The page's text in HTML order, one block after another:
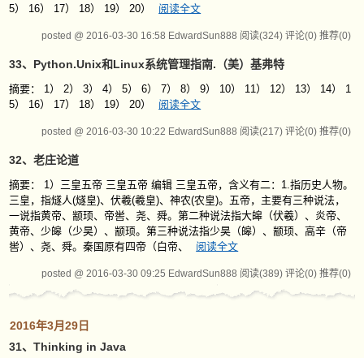
5） 16） 17） 18） 19） 20）
阅读全文
posted @ 2016-03-30 16:58 EdwardSun888 阅读(324) 评论(0) 推荐(0)
33、Python.Unix和Linux系统管理指南.（美）基弗特
摘要： 1） 2） 3） 4） 5） 6） 7） 8） 9） 10） 11） 12） 13） 14） 1
5） 16） 17） 18） 19） 20）
阅读全文
posted @ 2016-03-30 10:22 EdwardSun888 阅读(217) 评论(0) 推荐(0)
32、老庄论道
摘要： 1）三皇五帝 三皇五帝 编辑 三皇五帝，含义有二：1.指历史人物。
三皇，指燧人(燧皇)、伏羲(羲皇)、神农(农皇)。五帝，主要有三种说法，
一说指黄帝、颛顼、帝喾、尧、舜。第二种说法指大皞（伏羲）、炎帝、
黄帝、少皞（少昊）、颛顼。第三种说法指少昊（皞）、颛顼、高辛（帝
喾）、尧、舜。秦国原有四帝（白帝、
阅读全文
posted @ 2016-03-30 09:25 EdwardSun888 阅读(389) 评论(0) 推荐(0)
2016年3月29日
31、Thinking in Java